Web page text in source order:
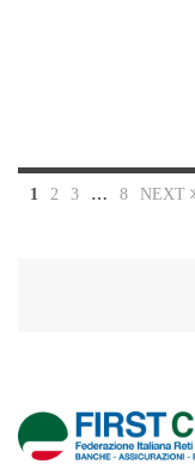
1 2 3 … 8 NEXT